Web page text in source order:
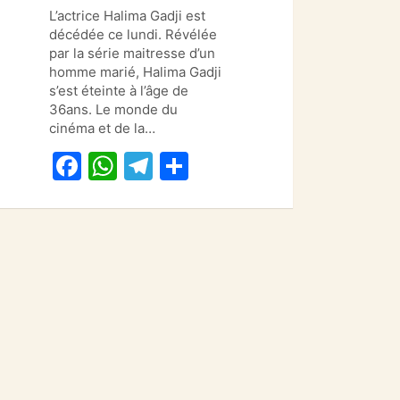
c
e
b
o
o
k
at
s
A
p
p
e
gr
a
m
ta
g
er
L’actrice Halima Gadji est
décédée ce lundi. Révélée
par la série maitresse d’un
homme marié, Halima Gadji
s’est éteinte à l’âge de
36ans. Le monde du
cinéma et de la…
F
W T